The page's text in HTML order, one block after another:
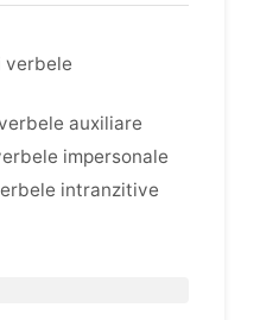
verbele
auxiliare
impersonale
intranzitive